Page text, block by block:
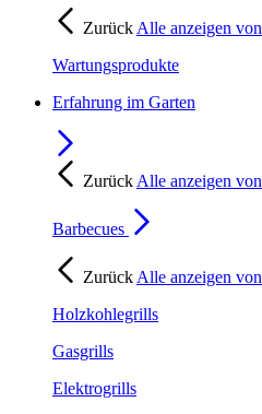
Zurück Alle anzeigen von
Wartungsprodukte
Erfahrung im Garten
Zurück Alle anzeigen von
Barbecues
Zurück Alle anzeigen von
Holzkohlegrills
Gasgrills
Elektrogrills